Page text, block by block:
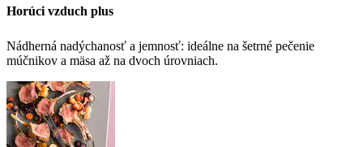
Horúci vzduch plus
Nádherná nadýchanosť a jemnosť: ideálne na šetrné pečenie
múčnikov a mäsa až na dvoch úrovniach.